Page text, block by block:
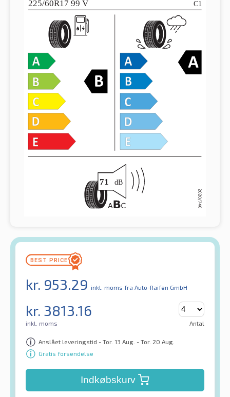
kr. 953.29 inkl. moms fra Auto-Raifen GmbH
kr. 3813.16
inkl. moms Antal
Anslået leveringstid - Tor. 13 Aug. - Tor. 20 Aug.
Gratis forsendelse
Indkøbskurv